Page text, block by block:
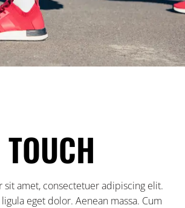
amet, consectetuer adipiscing elit.
eget dolor. Aenean massa. Cum